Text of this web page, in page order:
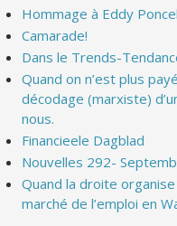
Hommage à Eddy
Camarade!
Dans le Trends-
Quand on n’est plus
décodage (marxiste)
nous.
Financieele Dagblad
Nouvelles 292-
Quand la droite
marché de l’emploi en